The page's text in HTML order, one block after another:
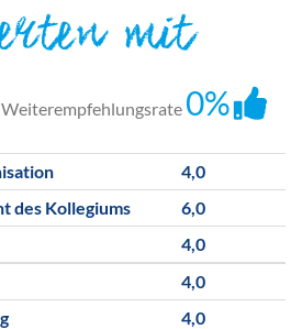
mit
0%
4,0
des Kollegiums
6,0
4,0
4,0
4,0